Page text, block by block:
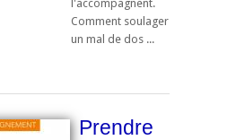
l'accompagnent.
Comment soulager
un mal de dos ...
Prendre